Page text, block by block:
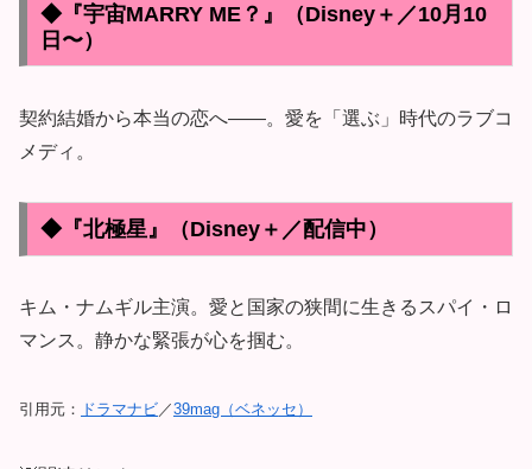
◆『宇宙MARRY ME？』（Disney＋／10月10
日〜）
契約結婚から本当の恋へ――。愛を「選ぶ」時代のラブコ
メディ。
◆『北極星』（Disney＋／配信中）
キム・ナムギル主演。愛と国家の狭間に生きるスパイ・ロ
マンス。静かな緊張が心を掴む。
引用元： ドラマナビ ／39mag（ベネッセ）